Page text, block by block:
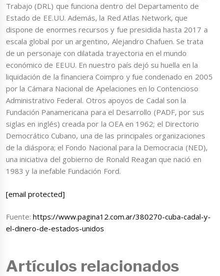
Trabajo (DRL) que funciona dentro del Departamento de
Estado de EE.UU. Además, la Red Atlas Network, que
dispone de enormes recursos y fue presidida hasta 2017 a
escala global por un argentino, Alejandro Chafuen. Se trata
de un personaje con dilatada trayectoria en el mundo
económico de EEUU. En nuestro país dejó su huella en la
liquidación de la financiera Coimpro y fue condenado en 2005
por la Cámara Nacional de Apelaciones en lo Contencioso
Administrativo Federal. Otros apoyos de Cadal son la
Fundación Panamericana para el Desarrollo (PADF, por sus
siglas en inglés) creada por la OEA en 1962; el Directorio
Democrático Cubano, una de las principales organizaciones
de la diáspora; el Fondo Nacional para la Democracia (NED),
una iniciativa del gobierno de Ronald Reagan que nació en
1983 y la inefable Fundación Ford.
[email protected]
Fuente:https://www.pagina12.com.ar/380270-cuba-cadal-y-
el-dinero-de-estados-unidos
Artículos relacionados